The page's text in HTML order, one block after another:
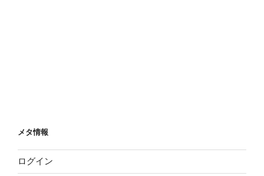
メタ情報
ログイン